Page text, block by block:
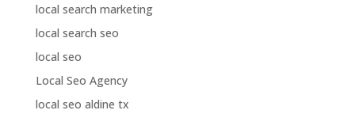
local search marketing
local search seo
local seo
Local Seo Agency
local seo aldine tx